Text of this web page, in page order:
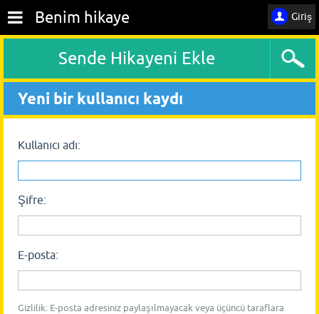
Giriş
Benim hikaye
Sende Hikayeni Ekle
Yeni bir kullanıcı kaydı
Kullanıcı adı:
Şifre:
E-posta:
Gizlilik: E-posta adresiniz paylaşılmayacak veya üçüncü taraflara